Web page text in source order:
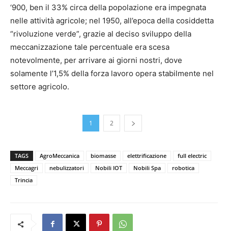
‘900, ben il 33% circa della popolazione era impegnata
nelle attività agricole; nel 1950, all’epoca della cosiddetta
“rivoluzione verde”, grazie al deciso sviluppo della
meccanizzazione tale percentuale era scesa
notevolmente, per arrivare ai giorni nostri, dove
solamente l’1,5% della forza lavoro opera stabilmente nel
settore agricolo.
1 2
TAGS AgroMeccanica biomasse elettrificazione
full electric
Meccagri
nebulizzatori Nobili IOT Nobili Spa
robotica
Trincia